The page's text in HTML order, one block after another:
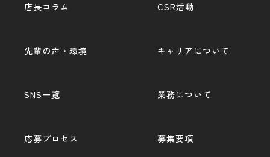
店長コラム CSR活動
先輩の声・環境 キャリアについて
SNS一覧 業務について
応募プロセス 募集要項